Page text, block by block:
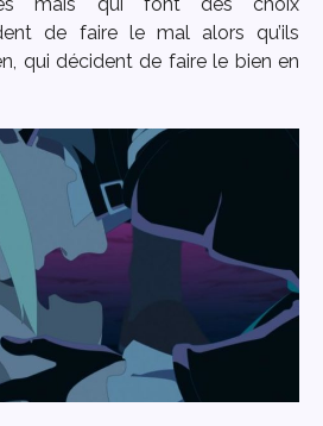
de faire le mal alors qu’ils
qui décident de faire le bien en